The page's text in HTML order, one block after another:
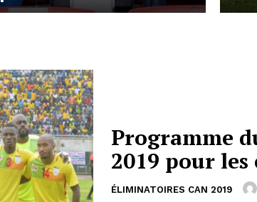
Programme
2019 pour
ÉLIMINATOIRES CAN 2019